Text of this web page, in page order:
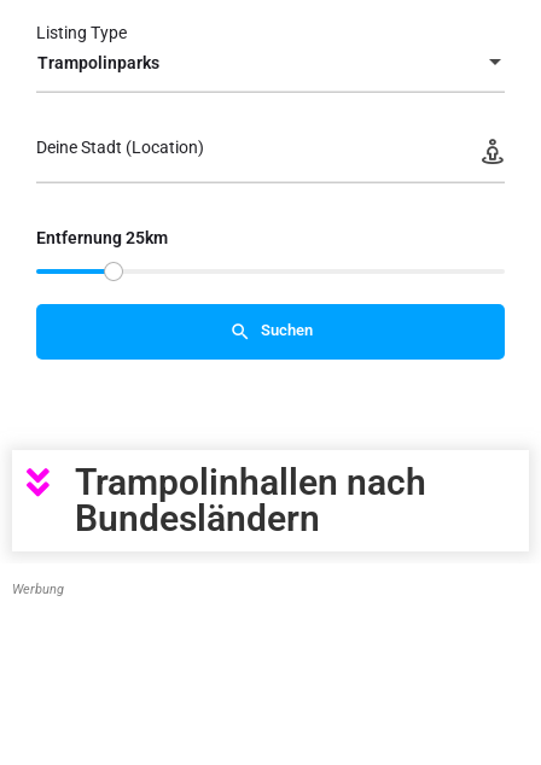
Trampolinparks
Listing Type
Deine Stadt (Location)
Entfernung 25km
Suchen
Trampolinhallen nach
Bundesländern
Werbung